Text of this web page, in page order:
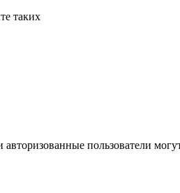
таких
авторизованные пользователи